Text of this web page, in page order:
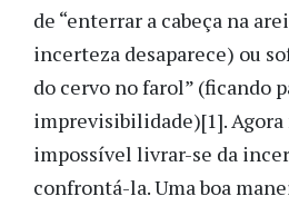
de “enterrar a cabeça na
incerteza desaparece) ou
do cervo no farol” (ficando
imprevisibilidade)[1]. Agora
impossível livrar-se da
confrontá-la. Uma boa